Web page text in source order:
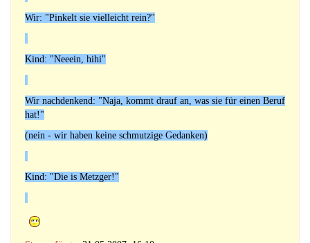
Wir: "Pinkelt sie vielleicht rein?"
Kind: "Neeein, hihi"
Wir nachdenkend: "Naja, kommt drauf an, was sie für einen Beruf
hat!"
(nein - wir haben keine schmutzige Gedanken)
Kind: "Die is Metzger!"